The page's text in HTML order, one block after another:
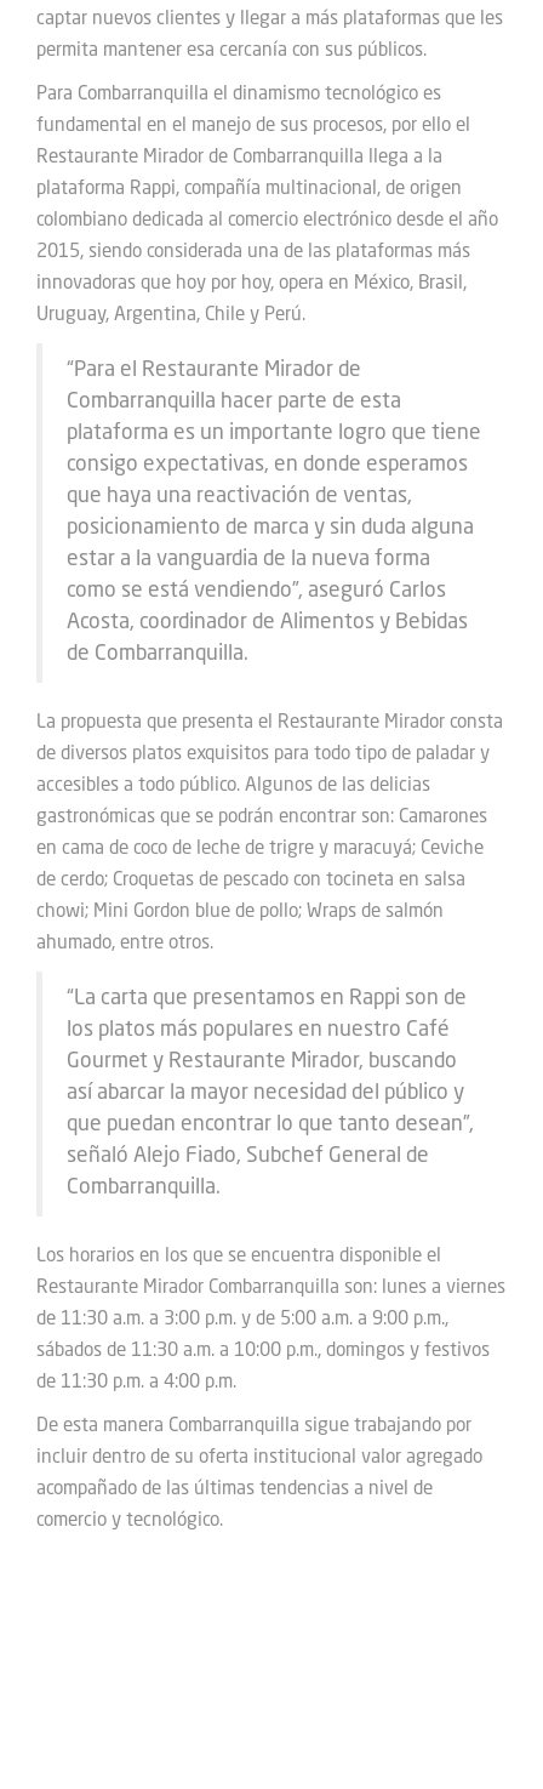
captar nuevos clientes y llegar a más plataformas que les
permita mantener esa cercanía con sus públicos.
Para Combarranquilla el dinamismo tecnológico es
fundamental en el manejo de sus procesos, por ello el
Restaurante Mirador de Combarranquilla llega a la
plataforma Rappi, compañía multinacional, de origen
colombiano dedicada al comercio electrónico desde el año
2015, siendo considerada una de las plataformas más
innovadoras que hoy por hoy, opera en México, Brasil,
Uruguay, Argentina, Chile y Perú.
“Para el Restaurante Mirador de
Combarranquilla hacer parte de esta
plataforma es un importante logro que tiene
consigo expectativas, en donde esperamos
que haya una reactivación de ventas,
posicionamiento de marca y sin duda alguna
estar a la vanguardia de la nueva forma
como se está vendiendo”, aseguró Carlos
Acosta, coordinador de Alimentos y Bebidas
de Combarranquilla.
La propuesta que presenta el Restaurante Mirador consta
de diversos platos exquisitos para todo tipo de paladar y
accesibles a todo público. Algunos de las delicias
gastronómicas que se podrán encontrar son: Camarones
en cama de coco de leche de trigre y maracuyá; Ceviche
de cerdo; Croquetas de pescado con tocineta en salsa
chowi; Mini Gordon blue de pollo; Wraps de salmón
ahumado, entre otros.
“La carta que presentamos en Rappi son de
los platos más populares en nuestro Café
Gourmet y Restaurante Mirador, buscando
así abarcar la mayor necesidad del público y
que puedan encontrar lo que tanto desean”,
señaló Alejo Fiado, Subchef General de
Combarranquilla.
Los horarios en los que se encuentra disponible el
Restaurante Mirador Combarranquilla son: lunes a viernes
de 11:30 a.m. a 3:00 p.m. y de 5:00 a.m. a 9:00 p.m.,
sábados de 11:30 a.m. a 10:00 p.m., domingos y festivos
de 11:30 p.m. a 4:00 p.m.
De esta manera Combarranquilla sigue trabajando por
incluir dentro de su oferta institucional valor agregado
acompañado de las últimas tendencias a nivel de
comercio y tecnológico.